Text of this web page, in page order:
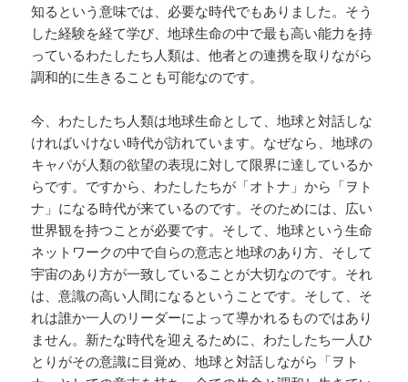
知るという意味では、必要な時代でもありました。そう
した経験を経て学び、地球生命の中で最も高い能力を持
っているわたしたち人類は、他者との連携を取りながら
調和的に生きることも可能なのです。
今、わたしたち人類は地球生命として、地球と対話しな
ければいけない時代が訪れています。なぜなら、地球の
キャパが人類の欲望の表現に対して限界に達しているか
らです。ですから、わたしたちが「オトナ」から「ヲト
ナ」になる時代が来ているのです。そのためには、広い
世界観を持つことが必要です。そして、地球という生命
ネットワークの中で自らの意志と地球のあり方、そして
宇宙のあり方が一致していることが大切なのです。それ
は、意識の高い人間になるということです。そして、そ
れは誰か一人のリーダーによって導かれるものではあり
ません。新たな時代を迎えるために、わたしたち一人ひ
とりがその意識に目覚め、地球と対話しながら「ヲト